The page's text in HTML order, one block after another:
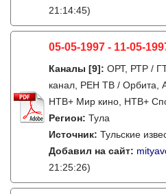
21:14:45)
05-05-1997 - 11-05-
Каналы [9]: ОРТ, РТР /
канал, РЕН ТВ / Орбита,
НТВ+ Мир кино, НТВ+
Регион: Тула
Источник: Тульские
Добавил на сайт:
21:25:26)